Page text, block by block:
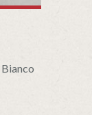
Bianco